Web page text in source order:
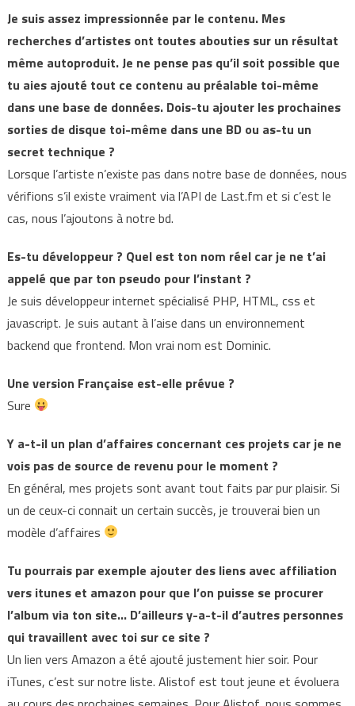
Je suis assez impressionnée par le contenu. Mes
recherches d’artistes ont toutes abouties sur un résultat
même autoproduit. Je ne pense pas qu’il soit possible que
tu aies ajouté tout ce contenu au préalable toi-même
dans une base de données. Dois-tu ajouter les prochaines
sorties de disque toi-même dans une BD ou as-tu un
secret technique ?
Lorsque l’artiste n’existe pas dans notre base de données, nous
vérifions s’il existe vraiment via l’API de Last.fm et si c’est le
cas, nous l’ajoutons à notre bd.
Es-tu développeur ? Quel est ton nom réel car je ne t’ai
appelé que par ton pseudo pour l’instant ?
Je suis développeur internet spécialisé PHP, HTML, css et
javascript. Je suis autant à l’aise dans un environnement
backend que frontend. Mon vrai nom est Dominic.
Une version Française est-elle prévue ?
Sure
Y a-t-il un plan d’affaires concernant ces projets car je ne
vois pas de source de revenu pour le moment ?
En général, mes projets sont avant tout faits par pur plaisir. Si
un de ceux-ci connait un certain succès, je trouverai bien un
modèle d’affaires
Tu pourrais par exemple ajouter des liens avec affiliation
vers itunes et amazon pour que l’on puisse se procurer
l’album via ton site… D’ailleurs y-a-t-il d’autres personnes
qui travaillent avec toi sur ce site ?
Un lien vers Amazon a été ajouté justement hier soir. Pour
iTunes, c’est sur notre liste. Alistof est tout jeune et évoluera